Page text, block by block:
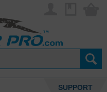
SUPPORT